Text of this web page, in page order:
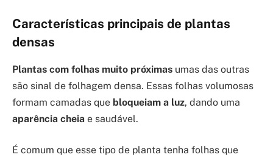
Características principais de plantas
densas
Plantas com folhas muito próximas umas das outras
são sinal de folhagem densa. Essas folhas volumosas
formam camadas que bloqueiam a luz, dando uma
aparência cheia e saudável.
É comum que esse tipo de planta tenha folhas que